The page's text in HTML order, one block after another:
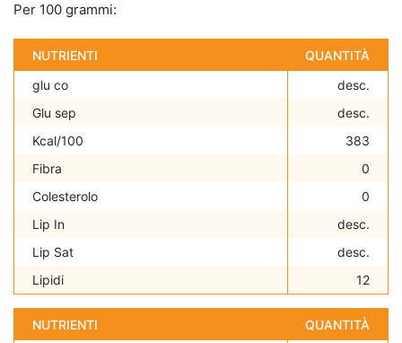
Per 100 grammi:
NUTRIENTI
QUANTITÀ
glu co
desc.
Glu sep
desc.
Kcal/100
383
Fibra
0
Colesterolo
0
Lip In
desc.
Lip Sat
desc.
Lipidi
12
NUTRIENTI
QUANTITÀ